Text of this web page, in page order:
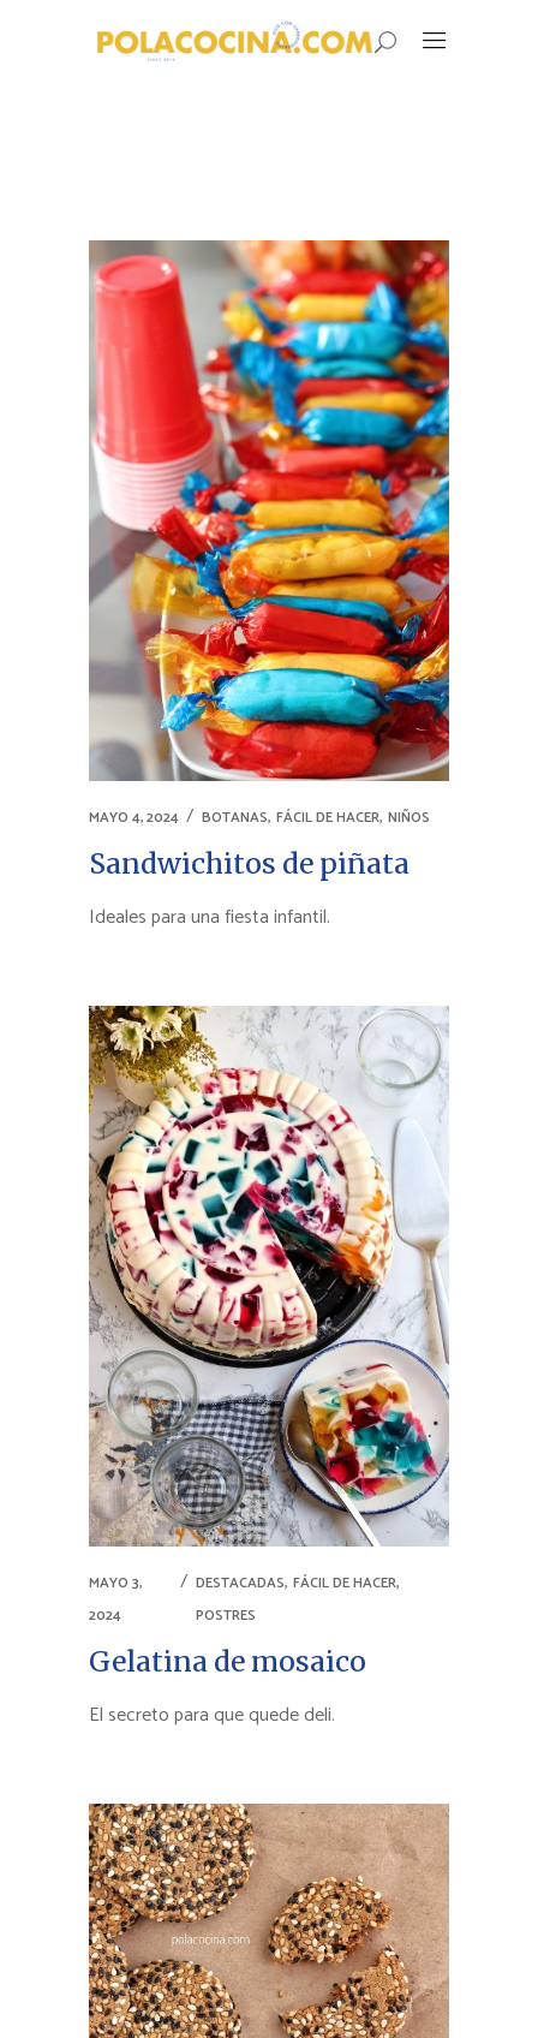
MAYO 4, 2024 BOTANAS, FÁCIL DE HACER, NIÑOS
Sandwichitos de piñata
Ideales para una fiesta infantil.
MAYO 3,
2024
DESTACADAS, FÁCIL DE HACER,
POSTRES
Gelatina de mosaico
El secreto para que quede deli.